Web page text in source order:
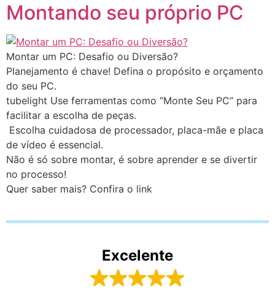
Montando seu próprio PC
Montar um PC: Desafio ou Diversão?
Planejamento é chave! Defina o propósito e orçamento
do seu PC.
tubelight Use ferramentas como “Monte Seu PC” para
facilitar a escolha de peças.
️ Escolha cuidadosa de processador, placa-mãe e placa
de vídeo é essencial.
Não é só sobre montar, é sobre aprender e se divertir
no processo!
Quer saber mais? Confira o link
Excelente